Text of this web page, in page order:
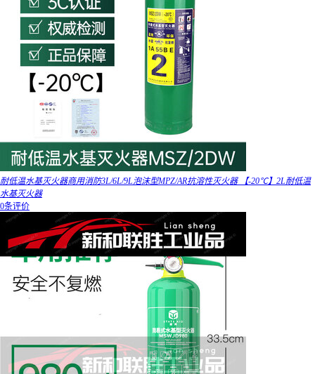
耐低温水基灭火器商用消防3L/6L/9L泡沫型MPZ/AR抗溶性灭火器 【-20℃】2L耐低温
水基灭火器
0条评价